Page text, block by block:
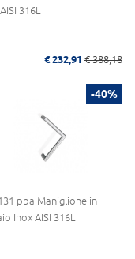
316L
€ 232,91 € 388,18
-40%
pba Maniglione in
Inox AISI 316L